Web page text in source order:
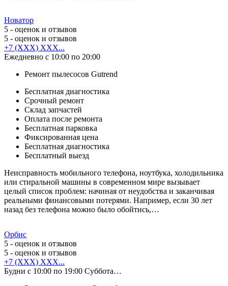
Новатор
5 - оценок и отзывов
5 - оценок и отзывов
+7 (XXX) XXX...
Ежедневно с 10:00 по 20:00
Ремонт пылесосов Gutrend
Бесплатная диагностика
Срочный ремонт
Cклад запчастей
Оплата после ремонта
Бесплатная парковка
Фиксированная цена
Бесплатная диагностика
Бесплатный выезд
Неисправность мобильного телефона, ноутбука, холодильника
или стиральной машины в современном мире вызывает
целый список проблем: начиная от неудобства и заканчивая
реальными финансовыми потерями. Например, если 30 лет
назад без телефона можно было обойтись,…
Орбис
5 - оценок и отзывов
5 - оценок и отзывов
+7 (XXX) XXX...
Будни с 10:00 по 19:00 Суббота…